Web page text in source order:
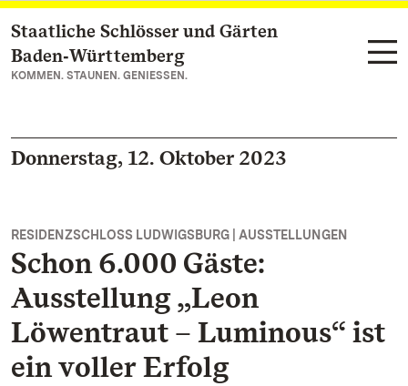
Zum Hauptinhalt springen
Staatliche Schlösser und Gärten
Baden‑Württemberg
KOMMEN. STAUNEN. GENIESSEN.
Donnerstag, 12. Oktober 2023
RESIDENZSCHLOSS LUDWIGSBURG | AUSSTELLUNGEN
Schon 6.000 Gäste:
Ausstellung „Leon
Löwentraut – Luminous“ ist
ein voller Erfolg